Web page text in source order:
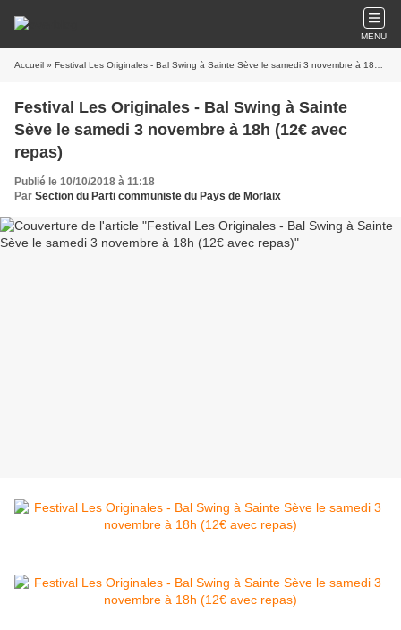
MENU
Accueil » Festival Les Originales - Bal Swing à Sainte Sève le samedi 3 novembre à 18h (12€ avec repas)
Festival Les Originales - Bal Swing à Sainte
Sève le samedi 3 novembre à 18h (12€ avec
repas)
Publié le 10/10/2018 à 11:18
Par Section du Parti communiste du Pays de Morlaix